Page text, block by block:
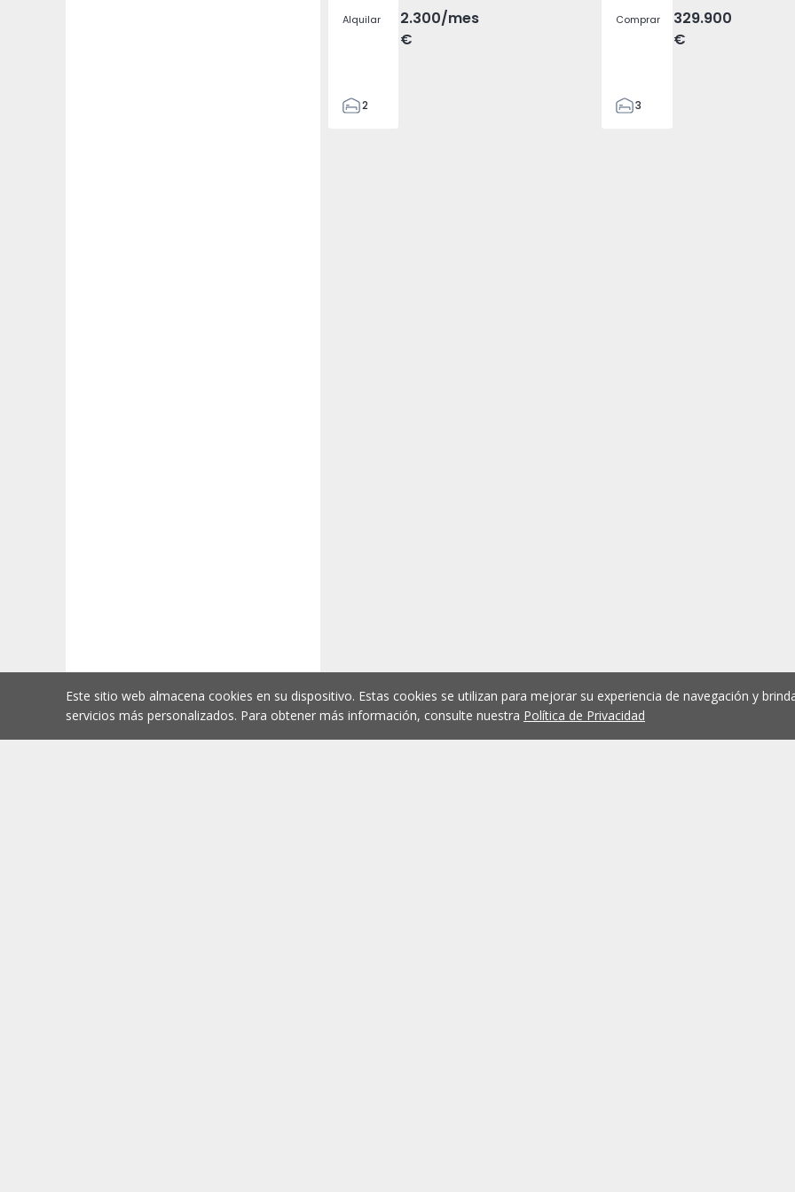
Alquilar
2.300
€
/mes
2
Comprar
329.900
€
3
Este sitio web almacena cookies en su dispositivo. Estas cookies se utilizan para mejorar su experiencia de navegación y
servicios más personalizados. Para obtener más información, consulte nuestra Política de Privacidad